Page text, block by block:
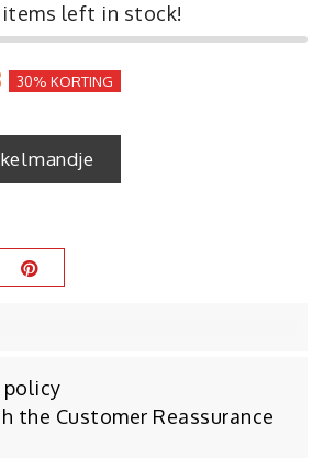
items left in stock!
30% KORTING
the Customer Reassurance